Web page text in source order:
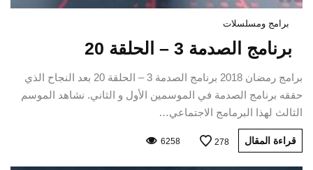
برامج ومسلسلات
برنامج الصدمة 3 – الحلقة 20
برامج رمضان 2018 برنامج الصدمة 3 – الحلقة 20 بعد النجاح الذي
حققه برنامج الصدمة في الموسمين الأول و الثاني. نشاهد الموسم
الثالث لهذا البرمامج الاجتماعي…
قراءة المقال 278
6258